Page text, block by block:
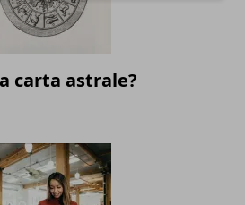
carta astrale?